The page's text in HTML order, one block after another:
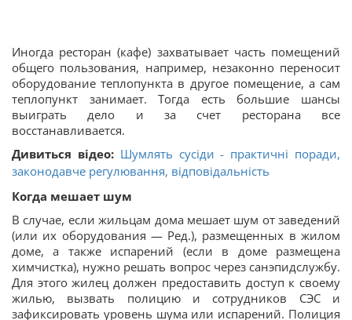
Иногда ресторан (кафе) захватывает часть помещений
общего пользования, например, незаконно переносит
оборудование теплопункта в другое помещение, а сам
теплопункт занимает. Тогда есть большие шансы
выиграть дело и за счет ресторана все
восстанавливается.
Дивиться відео: Шумлять сусіди - практичні поради,
законодавче регулювання, відповідальність
Когда мешает шум
В случае, если жильцам дома мешает шум от заведений
(или их оборудования — Ред.), размещенных в жилом
доме, а также испарений (если в доме размещена
химчистка), нужно решать вопрос через санэпидслужбу.
Для этого жилец должен предоставить доступ к своему
жилью, вызвать полицию и сотрудников СЭС и
зафиксировать уровень шума или испарений. Полиция